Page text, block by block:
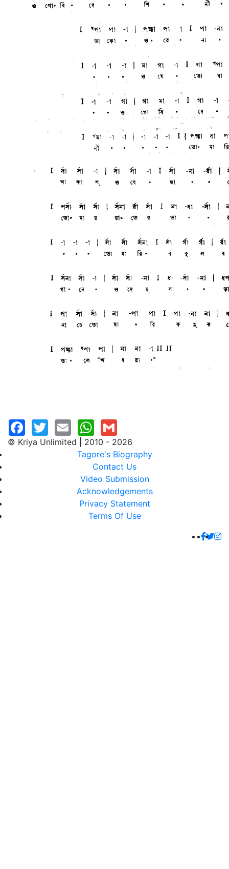
© Kriya Unlimited | 2010 - 2026
Tagore's Biography
Contact Us
Video Submission
Acknowledgements
Privacy Statement
Terms Of Use